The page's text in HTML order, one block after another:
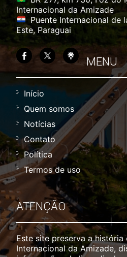
Internacional da Amizade
Puente Internacional de
Este, Paraguai
MENU
Início
Quem somos
Notícias
Contato
Política
Termos de uso
ATENÇÃO
Este site preserva a
Internacional da Amizade,